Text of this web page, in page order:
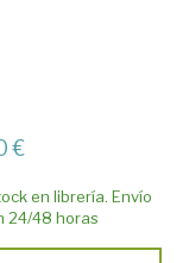
€
en librería. Envío
24/48 horas